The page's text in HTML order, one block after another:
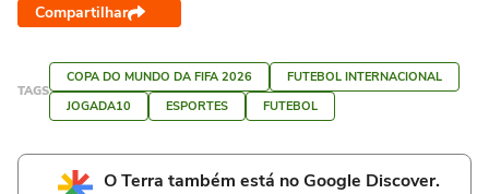
Compartilhar
TAGS
COPA DO MUNDO DA FIFA 2026
FUTEBOL INTERNACIONAL
JOGADA10
ESPORTES FUTEBOL
O Terra também está no Google Discover.